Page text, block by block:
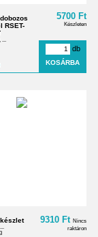
RSET-
...
5700 Ft
Készleten
db
9310 Ft Nincs
raktáron